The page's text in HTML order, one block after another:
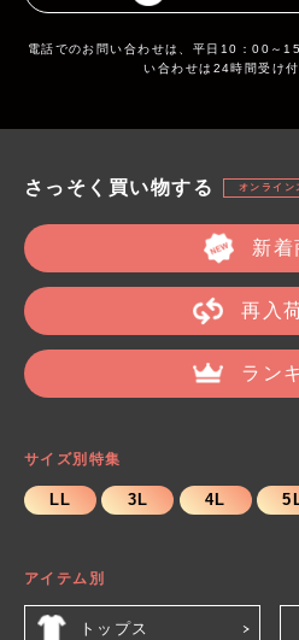
電話でのお問い合わせは、平日10：00～
い合わせは24時間受け付
さっそく買い物する オンライン
新着
再入
ラン
サイズ別特集
LL 3L 4L
アイテム別
トップス